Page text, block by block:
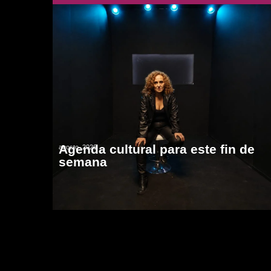
agosto, 2026
Agenda cultural para este fin de
semana